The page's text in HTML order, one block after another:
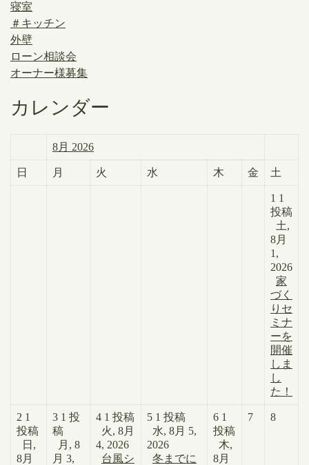
寝室
＃キッチン
外壁
ローン相談会
オーナー様募集
カレンダー
8月 2026
日 月 火 水 木 金 土
1 1
投稿
土,
8月
1,
2026
家
づく
りセ
ミナ
ーを
開催
しま
し
た！
2 1
投稿
日,
8月
3 1 投
稿
月, 8
月 3,
4 1 投稿
火, 8月
4, 2026
台風シ
5 1 投稿
水, 8月 5,
2026
冬までに
6 1
投稿
木,
8月
7 8